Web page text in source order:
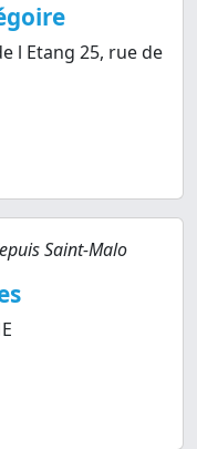
l Etang 25, rue de
Saint-Malo